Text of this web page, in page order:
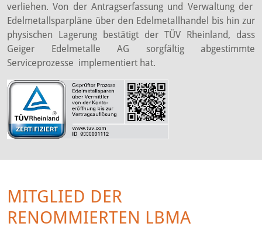
verliehen. Von der Antragserfassung und Verwaltung der
Edelmetallsparpläne über den Edelmetallhandel bis hin zur
physischen Lagerung bestätigt der TÜV Rheinland, dass
Geiger Edelmetalle AG sorgfältig abgestimmte
Serviceprozesse implementiert hat.
MITGLIED DER
RENOMMIERTEN LBMA